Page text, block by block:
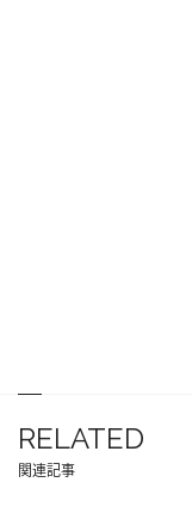
RELATED
関連記事